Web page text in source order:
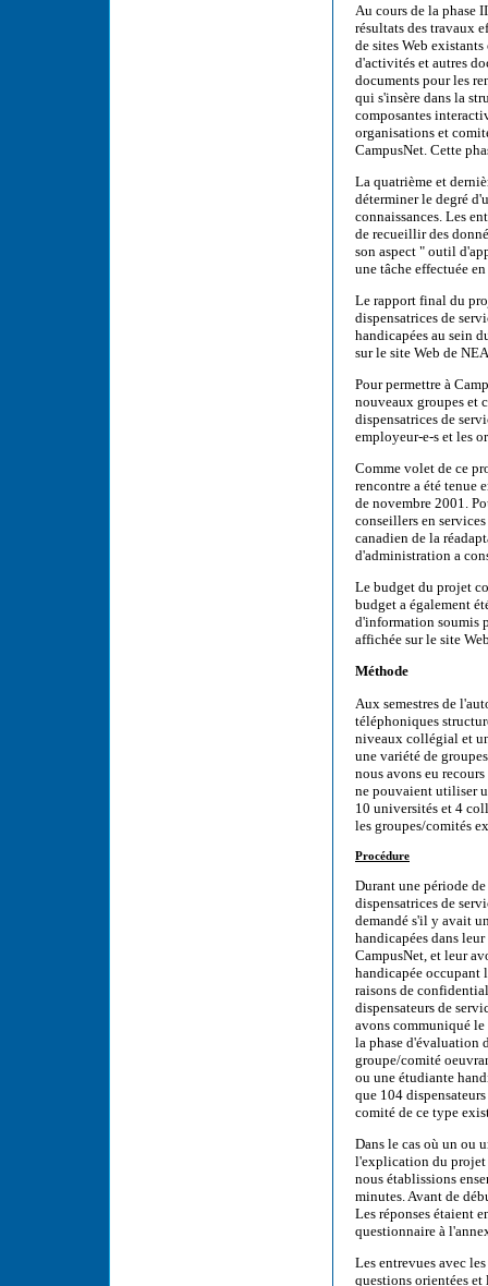
Au cours de la phase
résultats des travaux
de sites Web
d'activités et autres
documents pour les
qui s'insère dans la
composantes
organisations et
CampusNet. Cette
La quatrième et
déterminer le degré
connaissances. Les
de recueillir des
son aspect " outil
une tâche effectuée
Le rapport final du
dispensatrices de
handicapées au sein
sur le site Web de
Pour permettre à
nouveaux groupes et
dispensatrices de
employeur-e-s et les
Comme volet de ce
rencontre a été tenue
de novembre 2001.
conseillers en
canadien de la
d'administration a
Le budget du projet
budget a également
d'information soumis
affichée sur le site
Méthode
Aux semestres de
téléphoniques
niveaux collégial et
une variété de
nous avons eu
ne pouvaient utiliser
10 universités et 4
les groupes/comités
Procédure
Durant une période
dispensatrices de
demandé s'il y avait
handicapées dans
CampusNet, et leur
handicapée occupant
raisons de
dispensateurs de
avons communiqué le
la phase d'évaluation
groupe/comité
ou une étudiante
que 104
comité de ce type
Dans le cas où un ou
l'explication du projet
nous établissions
minutes. Avant de
Les réponses étaient
questionnaire à
Les entrevues avec
questions orientées et